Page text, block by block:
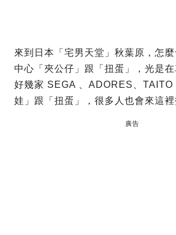
來到日本「宅男天堂」秋葉原，怎
中心「夾公仔」跟「扭蛋」，光是
好幾家 SEGA 、ADORES、TAITO
娃」跟「扭蛋」，很多人也會來這裡
廣告